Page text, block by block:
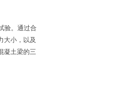
验。通过合
大小，以及
凝土梁的三